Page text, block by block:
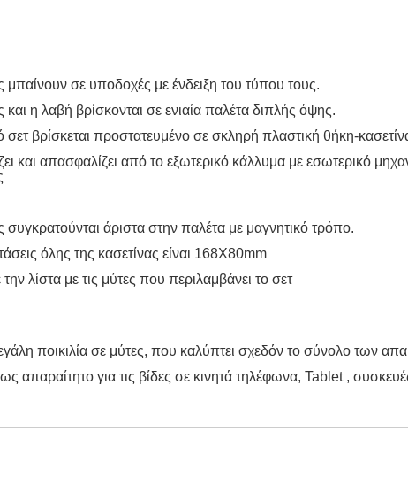
μπαίνουν σε υποδοχές με ένδειξη του τύπου τους.
και η λαβή βρίσκονται σε ενιαία παλέτα διπλής όψης.
σετ βρίσκεται προστατευμένο σε σκληρή πλαστική θήκη-
και απασφαλίζει από το εξωτερικό κάλλυμα με εσωτερικό
συγκρατούνται άριστα στην παλέτα με μαγνητικό τρόπο.
όλης της κασετίνας είναι 168Χ80mm
λίστα με τις μύτες που περιλαμβάνει το σετ
ποικιλία σε μύτες, που καλύπτει σχεδόν το σύνολο των
απαραίτητο για τις βίδες σε κινητά τηλέφωνα, Tablet ,